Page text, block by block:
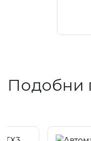
Подобни